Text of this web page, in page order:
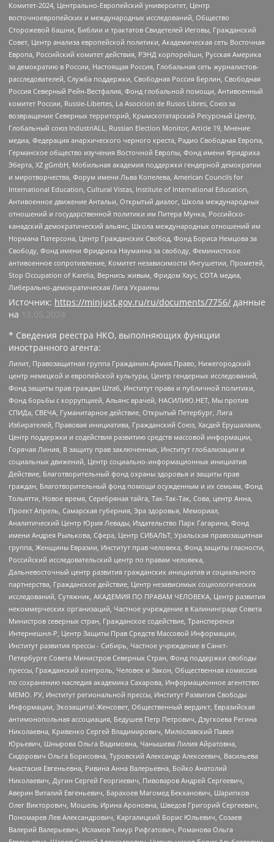
Комитет-2024, Центрально-Европейский университет, Центр
восточноевропейских и международных исследований, Общество
Сторожевой башни, Библии и трактатов Свидетелей Иеговы, Гражданский
Совет, Центр анализа европейской политики, Академическая сеть Восточная
Европа, Российский комитет действия, РЭНД корпорейшн, Русская Америка
за демократию в России, Настоящая Россия, Глобальная сеть журналистов-
расследователей, Служба поддержки, Свободная Россия Берлин, Свободная
Россия Северный Рейн-Вестфалия, Фонд глобальной помощи, Антивоенный
комитет России, Russie-Libertes, La Asocicion de Rusos Libres, Союз за
возвращение Северных территорий, Крымскотатарский Ресурсный Центр,
Глобальный союз IndustriALL, Russian Election Monitor, Article 19, Мнение
медиа, Федерация анархического черного креста, Радио Свободная Европа,
Германское общество изучения Восточной Европы, Фонд имени Фридриха
Эберта, XZ gGmbH, Мобильная академия поддержки гендерной демократии
и миротворчества, Форум имени Льва Копелева, American Councils for
International Education, Cultural Vistas, Institute of International Education,
Антивоенное движение Антальи, Открытый диалог, Школа международных
отношений и государственной политики им Питера Мунка, Российско-
канадский демократический альянс, Школа международных отношений им
Нормана Патерсона, Центр Гражданских Свобод, Фонд Бориса Немцова за
Свободу, Фонд имени Фридриха Науманна за свободу, Феминистское
антивоенное сопротивление, Комитет независимости Ингушетии, Прометей,
Stop Occupation of Karelia, Вернись живым, Фридом Хаус, СОТА медиа,
Либерально-демократическая Лига Украины
Источник: https://minjust.gov.ru/ru/documents/7756/ данные
на
13.05.2024
* Сведения реестра НКО, выполняющих функции
иностранного агента:
Лилит, Правозащитная группа Гражданин.Армия.Право, Нижегородский
центр немецкой и европейской культуры, Центр гендерных исследований,
Фонд защиты прав граждан Штаб, Институт права и публичной политики,
Фонд борьбы с коррупцией, Альянс врачей, НАСИЛИЮ.НЕТ, Мы против
СПИДа, СВЕЧА, Гуманитарное действие, Открытый Петербург, Лига
Избирателей, Правовая инициатива, Гражданский Союз, Хасдей Ерушалаим,
Центр поддержки и содействия развитию средств массовой информации,
Горячая Линия, В защиту прав заключенных, Институт глобализации и
социальных движений, Центр социально-информационных инициатив
Действие, Благотворительный фонд охраны здоровья и защиты прав
граждан, Благотворительный фонд помощи осужденным и их семьям, Фонд
Тольятти, Новое время, Серебряная тайга, Так-Так-Так, Сова, центр Анна,
Проект Апрель, Самарская губерния, Эра здоровья, Мемориал,
Аналитический Центр Юрия Левады, Издательство Парк Гагарина, Фонд
имени Андрея Рылькова, Сфера, Центр СИБАЛЬТ, Уральская правозащитная
группа, Женщины Евразии, Институт прав человека, Фонд защиты гласности,
Российский исследовательский центр по правам человека,
Дальневосточный центр развития гражданских инициатив и социального
партнерства, Гражданское действие, Центр независимых социологических
исследований, Сутяжник, АКАДЕМИЯ ПО ПРАВАМ ЧЕЛОВЕКА, Центр развития
некоммерческих организаций, Частное учреждение в Калининграде Совета
Министров северных стран, Гражданское содействие, Трансперенси
Интернешнл-Р, Центр Защиты Прав Средств Массовой Информации,
Институт развития прессы - Сибирь, Частное учреждение в Санкт-
Петербурге Совета Министров Северных Стран, Фонд поддержки свободы
прессы, Гражданский контроль, Человек и Закон, Общественная комиссия
по сохранению наследия академика Сахарова, Информационное агентство
МЕМО. РУ, Институт региональной прессы, Институт Развития Свободы
Информации, Экозащита!-Женсовет, Общественный вердикт, Евразийская
антимонопольная ассоциация, Бедушев Петр Петрович, Дзугкоева Регина
Николаевна, Кривенко Сергей Владимирович, Милославский Павел
Юрьевич, Шнырова Ольга Вадимовна, Чанышева Лилия Айратовна,
Сидорович Ольга Борисовна, Туровский Александр Алексеевич, Васильева
Анастасия Евгеньевна, Ривина Анна Валерьевна, Бойко Анатолий
Николаевич, Дугин Сергей Георгиевич, Пивоваров Андрей Сергеевич,
Аверин Виталий Евгеньевич, Барахоев Магомед Бекханович, Шарипков
Олег Викторович, Мошель Ирина Ароновна, Шведов Григорий Сергеевич,
Пономарев Лев Александрович, Каргалицкий Борис Юльевич, Созаев
Валерий Валерьевич, Исламов Тимур Рифгатович, Романова Ольга